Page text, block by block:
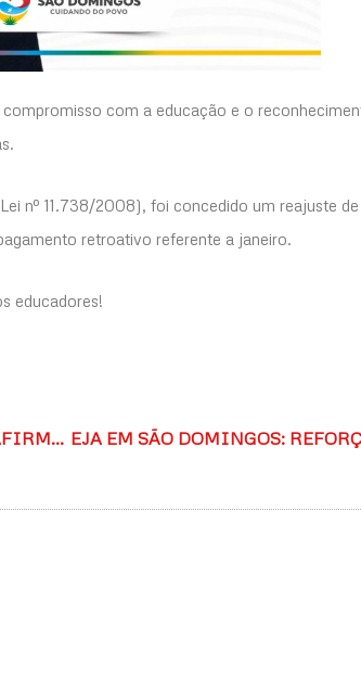
com a educação e o
nº 11.738/2008), foi concedido um reajuste
retroativo referente a janeiro.
educadores!
SECRETARIA DE EDUCAÇÃO E IFA REAFIRMAM PARCERIA PARA IMPULSIONAR O ESPORTE E A EDUCAÇÃO NO MUNICÍPIO